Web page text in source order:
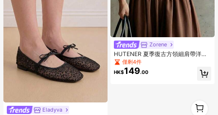
Eladyva
Zorene
HUTENER 夏季復古方領細肩帶洋
裝，收腰飄逸度假拍照氛圍優雅棕色
連身裙
僅剩4件
HK$149.00